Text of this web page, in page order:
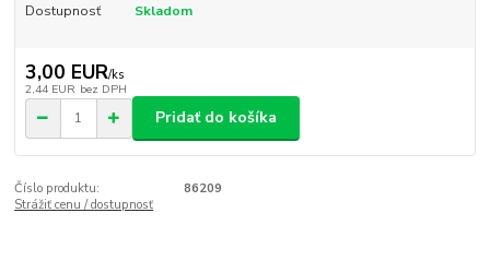
Dostupnosť Skladom
3,00 EUR/ks
2,44 EUR bez DPH
Pridať do košíka
Číslo produktu:
86209
Strážiť cenu / dostupnosť